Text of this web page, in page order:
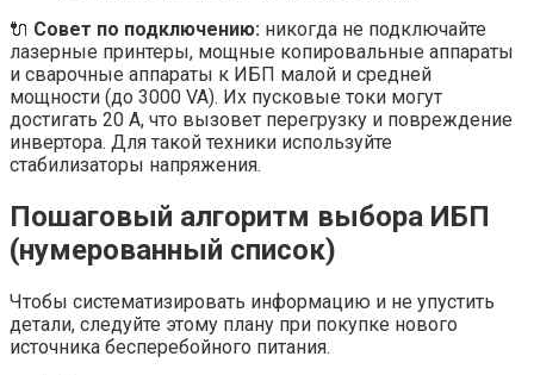
🔌 Совет по подключению: никогда не подключайте
лазерные принтеры, мощные копировальные аппараты
и сварочные аппараты к ИБП малой и средней
мощности (до 3000 VA). Их пусковые токи могут
достигать 20 А, что вызовет перегрузку и повреждение
инвертора. Для такой техники используйте
стабилизаторы напряжения.
Пошаговый алгоритм выбора ИБП
(нумерованный список)
Чтобы систематизировать информацию и не упустить
детали, следуйте этому плану при покупке нового
источника бесперебойного питания.